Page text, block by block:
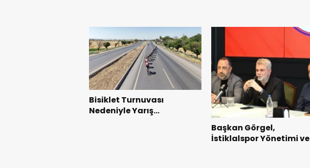
Bisiklet Turnuvası
Nedeniyle Yarış
Başkan Görgel,
İstiklalspor Yönetimi ve